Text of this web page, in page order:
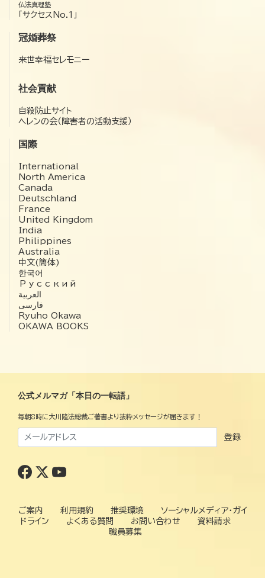
仏法真理塾
「サクセスNo.1」
冠婚葬祭
来世幸福セレモニー
社会貢献
自殺防止サイト
ヘレンの会（障害者の活動支援）
国際
International
North America
Canada
Deutschland
France
United Kingdom
India
Philippines
Australia
中文(簡体)
한국어
Русский
العربية‏
فارسی
Ryuho Okawa
OKAWA BOOKS
公式メルマガ「本日の一転語」
毎朝8時に大川隆法総裁ご著書より抜粋メッセージが届きます！
登録
ご案内 利用規約 推奨環境
ソーシャルメディア・ガイ
ドライン
よくある質問 お問い合わせ
資料請求
職員募集